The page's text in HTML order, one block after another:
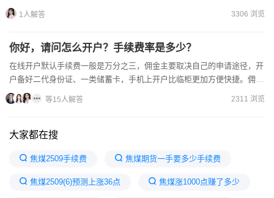
捷，具体方式如下：[图片1]第三方基金销售平台：像支付宝、天天...
1人解答 3306 浏览
你好，请问怎么开户？手续费率是多少？
在线开户默认手续费一般是万分之三，佣金主要取决自己的申请途径，开
户备好二代身份证、一类储蓄卡，手机上开户比临柜更加方便快捷。佣金
降低的方法可以参考：（1）增加账户的资金量，当资金量达到...
等15人解答 2311 浏览
大家都在搜
焦煤2509手续费 焦煤期货一手要多少手续费
焦煤2509(6)预测上涨36点 焦煤涨1000点赚了多少